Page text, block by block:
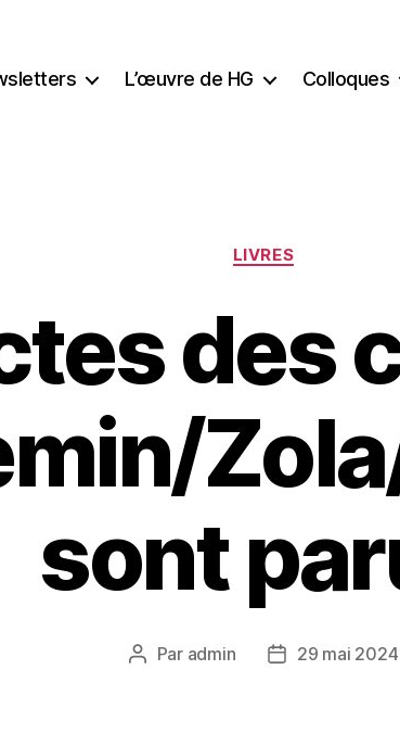
L’œuvre de HG Colloques
Catégories
LIVRES
des
sont
Auteur
Par admin
Date29 mai 2024